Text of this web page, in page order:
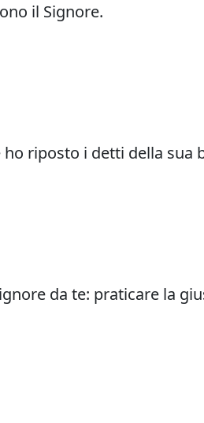
il Signore.
riposto i detti della sua
da te: praticare la